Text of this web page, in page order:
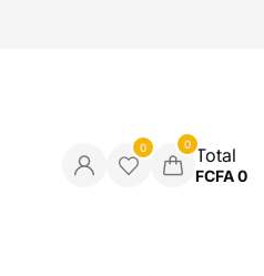
0 0 Total
FCFA0